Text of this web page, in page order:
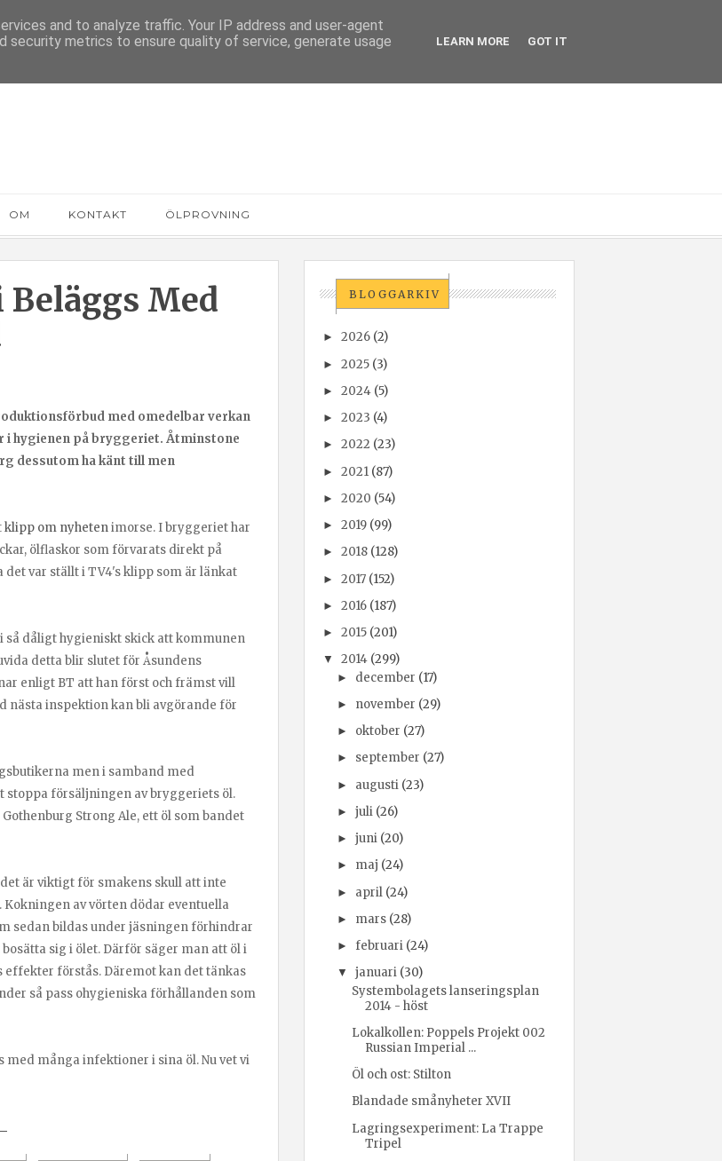
OM KONTAKT ÖLPROVNING
Med
med omedelbar verkan
hygienen på bryggeriet. Åtminstone
dessutom ha känt till men
klipp om nyhetenimorse. I bryggeriet har
ölflaskor som förvarats direkt på
det var ställt i TV4's klipp som är länkat
dåligt hygieniskt skick att kommunen
detta blir slutet för Åsundens
enligt BT att han först och främst vill
nästa inspektion kan bli avgörande för
men i samband med
stoppa försäljningen av bryggeriets öl.
Strong Ale, ett öl som bandet
är viktigt för smakens skull att inte
av vörten dödar eventuella
sedan bildas under jäsningen förhindrar
sig i ölet. Därför säger man att öl i
effekter förstås. Däremot kan det tänkas
så pass ohygieniska förhållanden som
många infektioner i sina öl. Nu vet vi
BLOGGARKIV
►2026 (2)
►2025 (3)
►2024 (5)
►2023 (4)
►2022 (23)
►2021 (87)
►2020 (54)
►2019 (99)
►2018 (128)
►2017 (152)
►2016 (187)
►2015 (201)
▼ 2014 (299)
► december (17)
► november (29)
► oktober (27)
► september (27)
► augusti (23)
► juli (26)
► juni (20)
► maj (24)
► april (24)
► mars (28)
► februari (24)
▼ januari (30)
Systembolagets lanseringsplan
2014 - höst
Lokalkollen: Poppels Projekt 002
Russian Imperial ...
Öl och ost: Stilton
Blandade smånyheter XVII
Lagringsexperiment: La Trappe
Tripel
and to analyze traffic. Your IP address and user-agent
security metrics to ensure quality of service, generate usage
LEARN MORE GOT IT